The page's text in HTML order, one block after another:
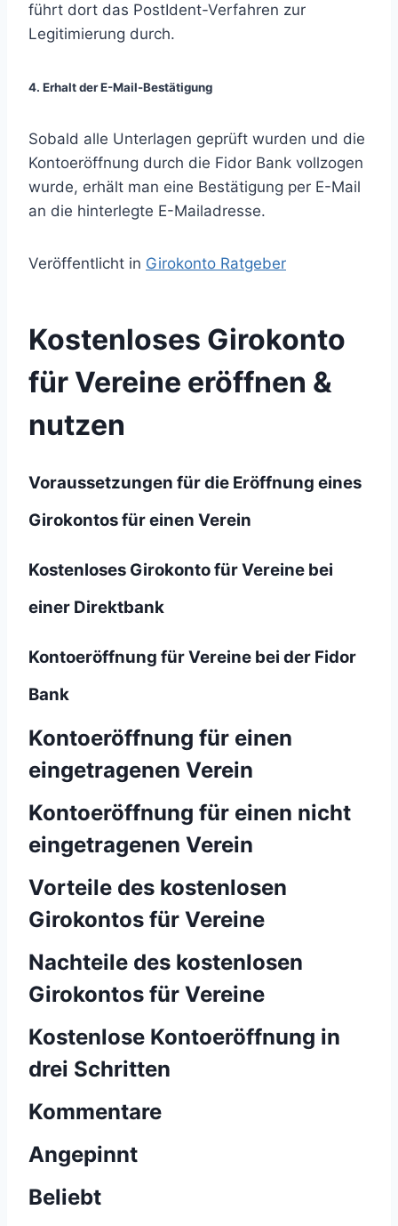
führt dort das PostIdent-Verfahren zur
Legitimierung durch.
4. Erhalt der E-Mail-Bestätigung
Sobald alle Unterlagen geprüft wurden und die
Kontoeröffnung durch die Fidor Bank vollzogen
wurde, erhält man eine Bestätigung per E-Mail
an die hinterlegte E-Mailadresse.
Veröffentlicht in Girokonto Ratgeber
Kostenloses Girokonto
für Vereine eröffnen &
nutzen
Voraussetzungen für die Eröffnung eines
Girokontos für einen Verein
Kostenloses Girokonto für Vereine bei
einer Direktbank
Kontoeröffnung für Vereine bei der Fidor
Bank
Kontoeröffnung für einen
eingetragenen Verein
Kontoeröffnung für einen nicht
eingetragenen Verein
Vorteile des kostenlosen
Girokontos für Vereine
Nachteile des kostenlosen
Girokontos für Vereine
Kostenlose Kontoeröffnung in
drei Schritten
Kommentare
Angepinnt
Beliebt